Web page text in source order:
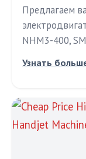
Предлагаем
NHM3-400,
Узнать